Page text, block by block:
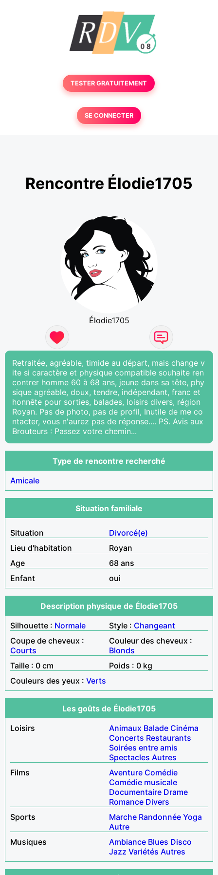
TESTER GRATUITEMENT
SE CONNECTER
Rencontre Élodie1705
Élodie1705
Retraitée, agréable, timide au départ, mais change v
ite si caractère et physique compatible souhaite ren
contrer homme 60 à 68 ans, jeune dans sa tête, phy
sique agréable, doux, tendre, indépendant, franc et
honnête pour sorties, balades, loisirs divers, région
Royan. Pas de photo, pas de profil, Inutile de me co
ntacter, vous n'aurez pas de réponse.... PS. Avis aux
Brouteurs : Passez votre chemin...
Type de rencontre recherché
Amicale
Situation familiale
Situation
Divorcé(e)
Lieu d'habitation
Royan
Age
68 ans
Enfant
oui
Description physique de Élodie1705
Silhouette : Normale Style : Changeant
Coupe de cheveux :
Courts
Couleur des cheveux :
Blonds
Taille : 0 cm
Poids : 0 kg
Couleurs des yeux : Verts
Les goûts de Élodie1705
Loisirs
Animaux Balade Cinéma
Concerts Restaurants
Soirées entre amis
Spectacles Autres
Films
Aventure Comédie
Comédie musicale
Documentaire Drame
Romance Divers
Sports
Marche Randonnée Yoga
Autre
Musiques
Ambiance Blues Disco
Jazz Variétés Autres